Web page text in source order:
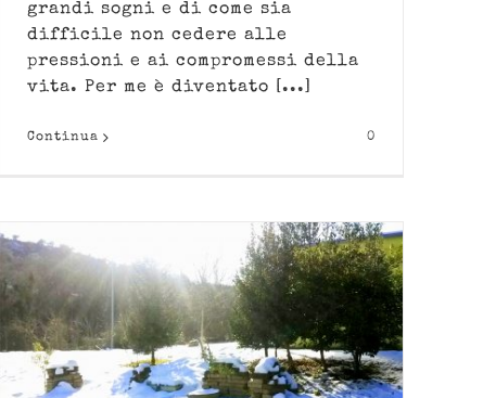
grandi sogni e di come sia
difficile non cedere alle
pressioni e ai compromessi della
vita. Per me è diventato [...]
Continua 0